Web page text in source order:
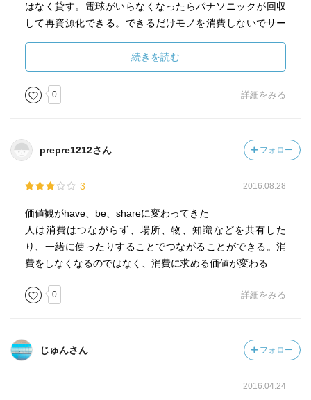
はなく貸す。電球がいらなくなったらパナソニックが回収
して再資源化できる。できるだけモノを消費しないでサー
物を売る時代ではなく、サービスを売る時代である事。
買う事に躊躇してしまう物。体験サービスがあれば、買い
続きを読む
0 詳細をみる
prepre1212さん フォロー
3 2016.08.28
価値観がhave、be、shareに変わってきた
人は消費はつながらず、場所、物、知識などを共有した
り、一緒に使ったりすることでつながることができる。消
費をしなくなるのではなく、消費に求める価値が変わる
0 詳細をみる
じゅんさん フォロー
2016.04.24